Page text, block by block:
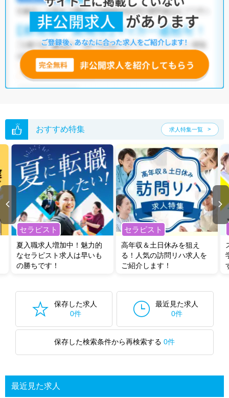
員)・介護福祉施設
他の条件でも人気の求人がございますので、「こだわり条件」から検索
いただくか、お気軽にお問い合わせください。
全国の理学療法士求人から検索いただくことも可能です。
無料転職支援サービス
にお申し込みいただくと、ご希望条件をヒアリン
グした上で求人をご提案いたします。
ご希望条件がまだ定まっていない方は人気の希望条件をピックアップし
い。
おすすめ特集 求人特集一覧
セラピスト
夏入職求人増加中！魅力的
なセラピスト求人は早いも
の勝ちです！
セラピスト
高年収＆土日休みを狙え
る！人気の訪問リハ求人を
ご紹介します！
保存した求人
0件
最近見た求人
0件
保存した検索条件から再検索する 0件
最近見た求人